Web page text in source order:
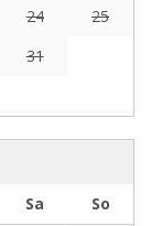
24
25
31
Sa
So